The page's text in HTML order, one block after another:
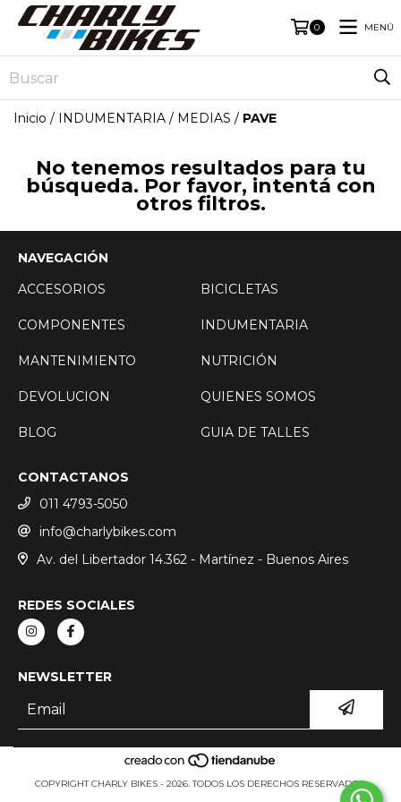
0 MENÚ
Inicio / INDUMENTARIA / MEDIAS / PAVE
No tenemos resultados para tu
búsqueda. Por favor, intentá con
otros filtros.
NAVEGACIÓN
ACCESORIOS
BICICLETAS
COMPONENTES INDUMENTARIA
MANTENIMIENTO NUTRICIÓN
DEVOLUCION QUIENES SOMOS
BLOG GUIA DE TALLES
CONTACTANOS
011 4793-5050
info@charlybikes.com
Av. del Libertador 14.362 - Martínez - Buenos Aires
REDES SOCIALES
NEWSLETTER
COPYRIGHT CHARLY BIKES - 2026. TODOS LOS DERECHOS RESERVADOS.